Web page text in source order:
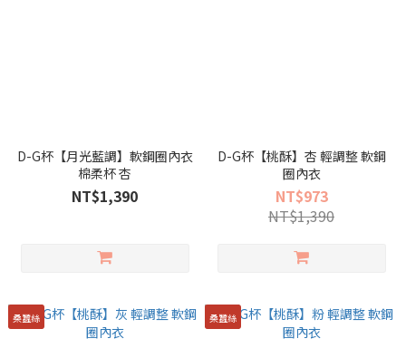
D-G杯【月光藍調】軟鋼圈內衣
棉柔杯 杏
NT$1,390
D-G杯【桃酥】杏 輕調整 軟鋼
圈內衣
NT$973
NT$1,390
桑蠶絲 桑蠶絲